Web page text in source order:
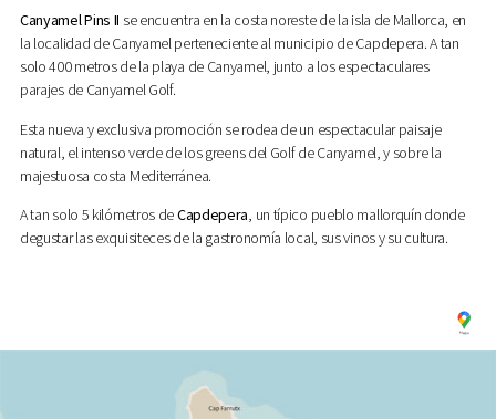
Canyamel Pins II se encuentra en la costa noreste de la isla de Mallorca, en
la localidad de Canyamel perteneciente al municipio de Capdepera. A tan
solo 400 metros de la playa de Canyamel, junto a los espectaculares
parajes de Canyamel Golf.
Esta nueva y exclusiva promoción se rodea de un espectacular paisaje
natural, el intenso verde de los greens del Golf de Canyamel, y sobre la
majestuosa costa Mediterránea.
A tan solo 5 kilómetros deCapdepera, un típico pueblo mallorquín donde
degustar las exquisiteces de la gastronomía local, sus vinos y su cultura.